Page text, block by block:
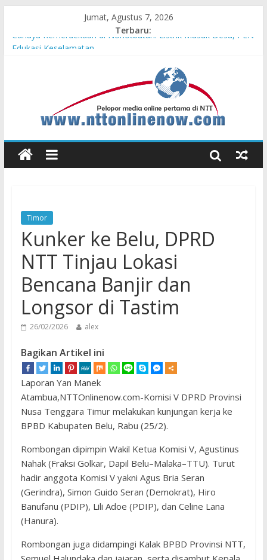
Jumat, Agustus 7, 2026
Terbaru:
Cahaya Kemerdekaan di Nonotbatan: Listrik Masuk Desa, PLN
Honda AT Family Day Semarakkan 11 Kota di Jawa Timur
Teras Bank Indonesia Hadir di Belu, Bupati Willy : Terima Kasih
BI Atas Kepeduliannya Tingkatkan Budaya Literasi
Astra Honda Siap Lanjutkan Performa Positif di ARRC
Mandalika 2026
TNI AL Hadapi Ancaman Maritim Modern
Timor
Kunker ke Belu, DPRD
NTT Tinjau Lokasi
Bencana Banjir dan
Longsor di Tastim
26/02/2026 alex
Bagikan Artikel ini
Laporan Yan Manek
Atambua,NTTOnlinenow.com-Komisi V DPRD Provinsi
Nusa Tenggara Timur melakukan kunjungan kerja ke
BPBD Kabupaten Belu, Rabu (25/2).
Rombongan dipimpin Wakil Ketua Komisi V, Agustinus
Nahak (Fraksi Golkar, Dapil Belu–Malaka–TTU). Turut
hadir anggota Komisi V yakni Agus Bria Seran
(Gerindra), Simon Guido Seran (Demokrat), Hiro
Banufanu (PDIP), Lili Adoe (PDIP), dan Celine Lana
(Hanura).
Rombongan juga didampingi Kalak BPBD Provinsi NTT,